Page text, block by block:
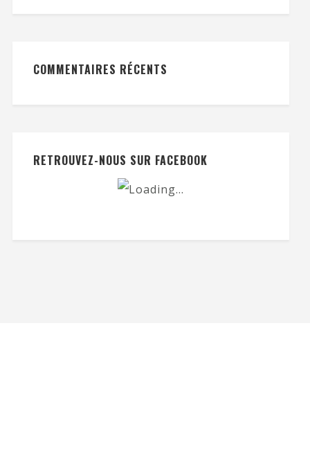
COMMENTAIRES RÉCENTS
RETROUVEZ-NOUS SUR FACEBOOK